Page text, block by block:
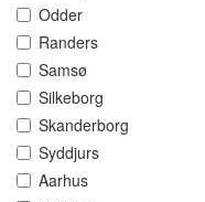
Odder
Randers
Samsø
Silkeborg
Skanderborg
Syddjurs
Aarhus